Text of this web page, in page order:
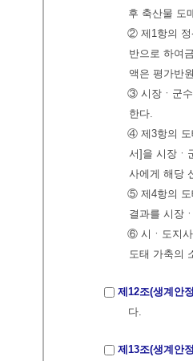
후 축산물 도
② 제1항의 정
반으로 하여
액은 평가반
③ 시장ㆍ군수
한다.
④ 제3항의 도
서]을 시장ㆍ
사에게 해당
⑤ 제4항의 도
결과를 시장
⑥ 시ㆍ도지사
도태 가축의
제12조(생계안
다.
제13조(생계안